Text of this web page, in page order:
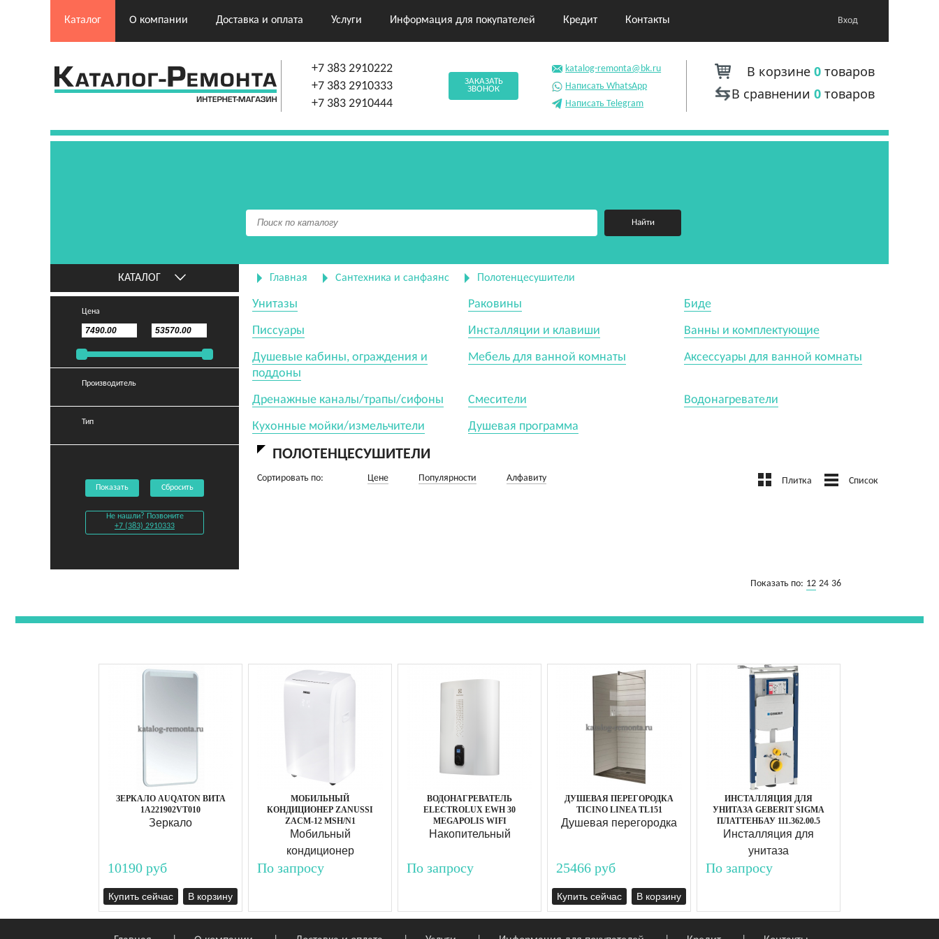
Каталог О компании Доставка и оплата Услуги Информация для покупателей Кредит Контакты Вход
+7 383 2910222
+7 383 2910333
+7 383 2910444
ЗАКАЗАТЬ
ЗВОНОК
katalog-remonta@bk.ru
Написать WhatsApp
Написать Telegram
В корзине 0товаров
В сравнении 0 товаров
Найти
КАТАЛОГ Главная Сантехника и санфаянс Полотенцесушители
Цена
Производитель
Тип
Показать Сбросить
Не нашли? Позвоните
+7 (383) 2910333
Унитазы Раковины
Биде
Писсуары
Инсталляции и клавиши
Ванны и комплектующие
Душевые кабины, ограждения и
поддоны
Мебель для ванной комнаты Аксессуары для ванной комнаты
Дренажные каналы/трапы/сифоны Смесители
Водонагреватели
Кухонные мойки/измельчители
Душевая программа
ПОЛОТЕНЦЕСУШИТЕЛИ
Сортировать по: Цене Популярности Алфавиту Плитка Список
Показать по: 12 24 36
ЗЕРКАЛО AUQATON ВИТА
1A221902VT010
Зеркало
10190 руб
Купить сейчас В корзину
МОБИЛЬНЫЙ
КОНДИЦИОНЕР ZANUSSI
ZACM-12 MSH/N1
Мобильный
кондиционер
По запросу
ВОДОНАГРЕВАТЕЛЬ
ELECTROLUX EWH 30
MEGAPOLIS WIFI
Накопительный
По запросу
ДУШЕВАЯ ПЕРЕГОРОДКА
TICINO LINEA TL151
Душевая перегородка
25466 руб
Купить сейчас В корзину
ИНСТАЛЛЯЦИЯ ДЛЯ
УНИТАЗА GEBERIT SIGMA
ПЛАТТЕНБАУ 111.362.00.5
Инсталляция для
унитаза
По запросу